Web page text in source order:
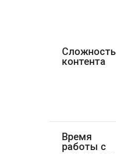
Сложность
контента
Время
работы с